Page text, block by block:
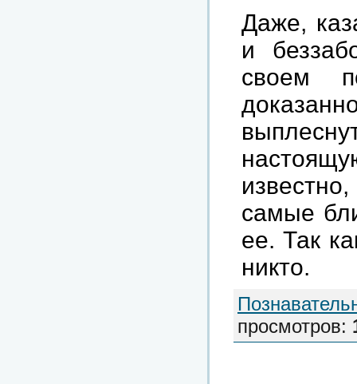
Даже,
и
своем
самые
ее. Так
никто.
просмотров: